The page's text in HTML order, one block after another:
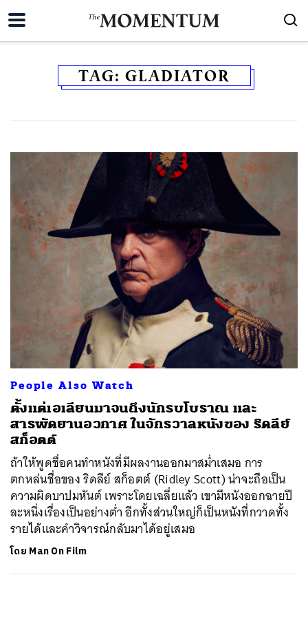
TAG: GLADIATOR
People Also Watch
ตั้งแต่เอเลียนมาจนถึงนักรบโบราณ และ
สารพัดยานอวกาศ ในจักรวาลหนังของ ริดลีย์
สก็อตต์
ถ้าให้พูดชื่อคนทำหนังที่มีผลงานออกมาสม่ำเสมอ การ
ตกหล่นชื่อของ ริดลีย์ สก็อตต์ (Ridley Scott) น่าจะถือเป็น
ความผิดบาปมหันต์ เพราะโดยเฉลี่ยแล้ว เขามีหนังออกฉายปี
ละหนึ่งเรื่องเป็นอย่างต่ำ อีกทั้งส่วนใหญ่ก็เป็นหนังที่กวาดทั้ง
รายได้และคำวิจารณ์กลับมาได้อยู่เสมอ
โดย Man On Film
SHARE TWEET